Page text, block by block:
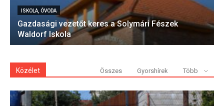
ISKOLA, ÓVODA
Gazdasági vezetőt keres a Solymári Fészek
Waldorf Iskola
Közélet Összes Gyorshírek Több